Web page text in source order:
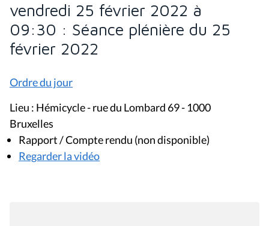
vendredi 25 février 2022 à
09:30 : Séance plénière du 25
février 2022
Ordre du jour
Lieu : Hémicycle - rue du Lombard 69 - 1000
Bruxelles
Rapport / Compte rendu (non disponible)
Regarder la vidéo